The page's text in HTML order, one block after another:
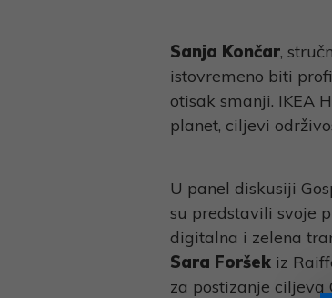
Sanja Končar,
istovremeno biti
otisak smanji. IKEA
planet, ciljevi
U panel diskusiji
su predstavili svoje
digitalna i zelena
Sara Foršekiz
za postizanje ciljeva